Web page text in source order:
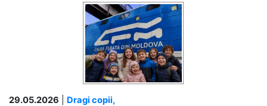
29.05.2026
Dragi copii,